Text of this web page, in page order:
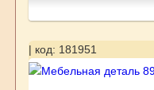
| код: 181951